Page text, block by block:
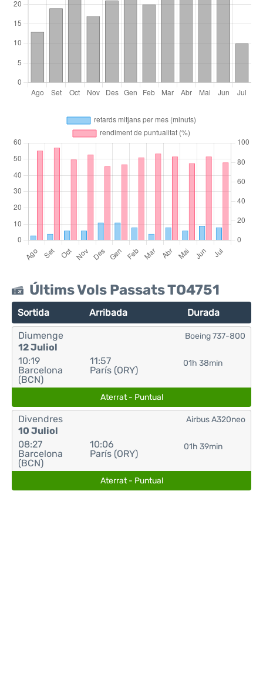
Últims Vols Passats TO4751
Sortida Arribada Durada
Diumenge
12 Juliol
10:19
Barcelona
(BCN)
11:57
París (ORY)
01h 38min
Boeing 737-800
Aterrat - Puntual
Divendres
10 Juliol
08:27
Barcelona
(BCN)
10:06
París (ORY)
01h 39min
Airbus A320neo
Aterrat - Puntual